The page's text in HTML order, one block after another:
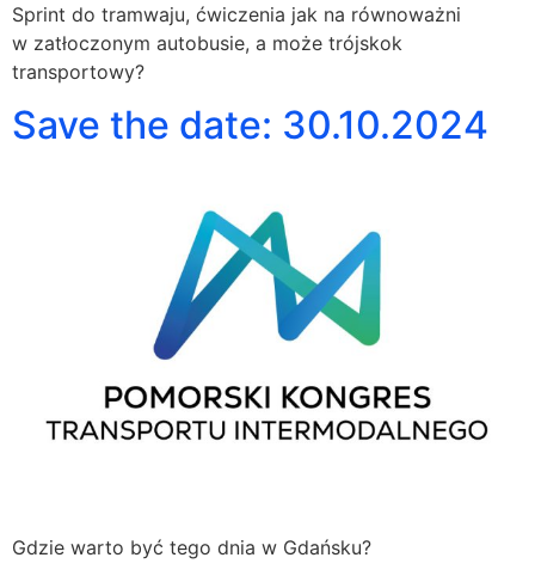
Sprint do tramwaju, ćwiczenia jak na równoważni
w zatłoczonym autobusie, a może trójskok
transportowy?
Save the date: 30.10.2024
Gdzie warto być tego dnia w Gdańsku?